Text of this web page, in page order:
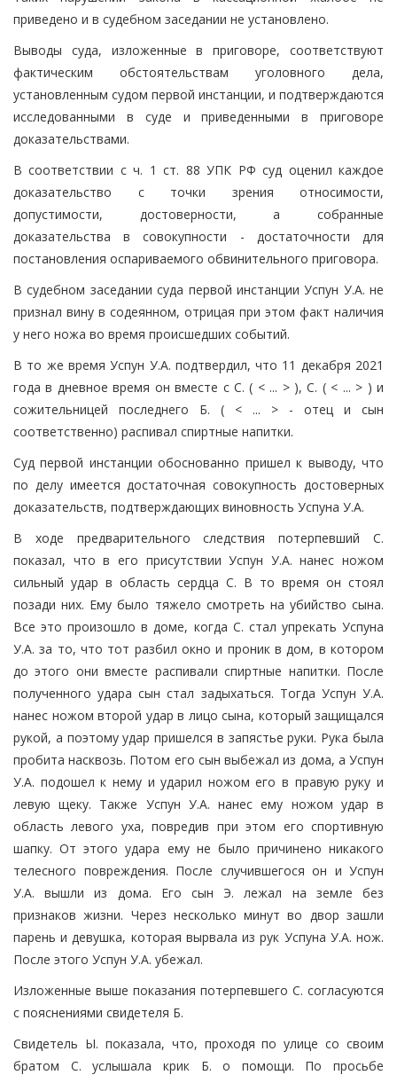
приведено и в судебном заседании не установлено.
Выводы суда, изложенные в приговоре, соответствуют
фактическим обстоятельствам уголовного дела,
установленным судом первой инстанции, и подтверждаются
исследованными в суде и приведенными в приговоре
доказательствами.
В соответствии с ч. 1 ст. 88 УПК РФ суд оценил каждое
доказательство с точки зрения относимости,
допустимости, достоверности, а собранные
доказательства в совокупности - достаточности для
постановления оспариваемого обвинительного приговора.
В судебном заседании суда первой инстанции Успун У.А. не
признал вину в содеянном, отрицая при этом факт наличия
у него ножа во время происшедших событий.
В то же время Успун У.А. подтвердил, что 11 декабря 2021
года в дневное время он вместе с С. ( < ... > ), С. ( < ... > ) и
сожительницей последнего Б. ( < ... > - отец и сын
соответственно) распивал спиртные напитки.
Суд первой инстанции обоснованно пришел к выводу, что
по делу имеется достаточная совокупность достоверных
доказательств, подтверждающих виновность Успуна У.А.
В ходе предварительного следствия потерпевший С.
показал, что в его присутствии Успун У.А. нанес ножом
сильный удар в область сердца С. В то время он стоял
позади них. Ему было тяжело смотреть на убийство сына.
Все это произошло в доме, когда С. стал упрекать Успуна
У.А. за то, что тот разбил окно и проник в дом, в котором
до этого они вместе распивали спиртные напитки. После
полученного удара сын стал задыхаться. Тогда Успун У.А.
нанес ножом второй удар в лицо сына, который защищался
рукой, а поэтому удар пришелся в запястье руки. Рука была
пробита насквозь. Потом его сын выбежал из дома, а Успун
У.А. подошел к нему и ударил ножом его в правую руку и
левую щеку. Также Успун У.А. нанес ему ножом удар в
область левого уха, повредив при этом его спортивную
шапку. От этого удара ему не было причинено никакого
телесного повреждения. После случившегося он и Успун
У.А. вышли из дома. Его сын Э. лежал на земле без
признаков жизни. Через несколько минут во двор зашли
парень и девушка, которая вырвала из рук Успуна У.А. нож.
После этого Успун У.А. убежал.
Изложенные выше показания потерпевшего С. согласуются
с пояснениями свидетеля Б.
Свидетель Ы. показала, что, проходя по улице со своим
братом С. услышала крик Б. о помощи. По просьбе